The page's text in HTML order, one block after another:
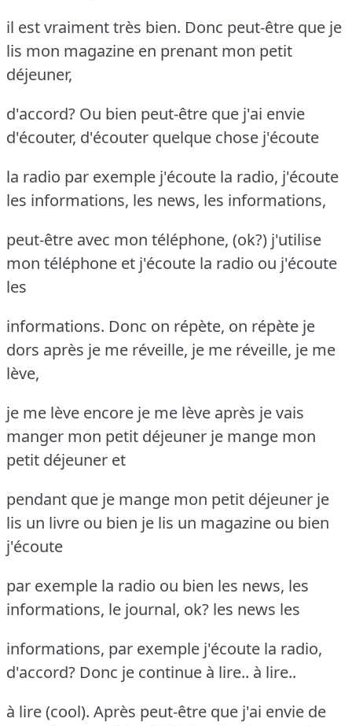
il est vraiment très bien. Donc peut-être que je
lis mon magazine en prenant mon petit
déjeuner,
d'accord? Ou bien peut-être que j'ai envie
d'écouter, d'écouter quelque chose j'écoute
la radio par exemple j'écoute la radio, j'écoute
les informations, les news, les informations,
peut-être avec mon téléphone, (ok?) j'utilise
mon téléphone et j'écoute la radio ou j'écoute
les
informations. Donc on répète, on répète je
dors après je me réveille, je me réveille, je me
lève,
je me lève encore je me lève après je vais
manger mon petit déjeuner je mange mon
petit déjeuner et
pendant que je mange mon petit déjeuner je
lis un livre ou bien je lis un magazine ou bien
j'écoute
par exemple la radio ou bien les news, les
informations, le journal, ok? les news les
informations, par exemple j'écoute la radio,
d'accord? Donc je continue à lire.. à lire..
à lire (cool). Après peut-être que j'ai envie de